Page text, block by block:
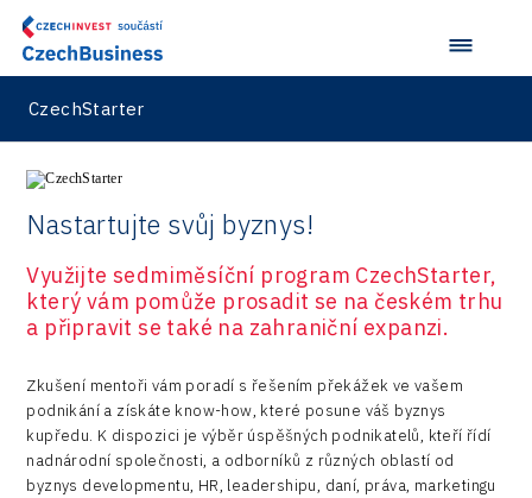
Kaleido
LAM-X
Virtual Lab
Manufacturing
Rail
Consulting
Data services
Devices
Infrastructure
Logic/MaaS
R&D
Příhraničí
Technické vzdělávání
Zaměstnanost
Konference Potenciál místní ekonomiky 2018
Představení průběžného pokroku projektu
Pasportizace
CzechStarter
Nastartujte svůj byznys!
Využijte sedmiměsíční program CzechStarter,
který vám pomůže prosadit se na českém trhu
a připravit se také na zahraniční expanzi.
Zkušení mentoři vám poradí s řešením překážek ve vašem
podnikání a získáte know-how, které posune váš byznys
kupředu. K dispozici je výběr úspěšných podnikatelů, kteří řídí
nadnárodní společnosti, a odborníků z různých oblastí od
byznys developmentu, HR, leadershipu, daní, práva, marketingu